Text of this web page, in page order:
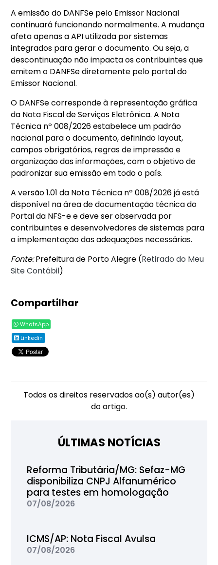
A emissão do DANFSe pelo Emissor Nacional
continuará funcionando normalmente. A mudança
afeta apenas a API utilizada por sistemas
integrados para gerar o documento. Ou seja, a
descontinuação não impacta os contribuintes que
emitem o DANFSe diretamente pelo portal do
Emissor Nacional.
O DANFSe corresponde à representação gráfica
da Nota Fiscal de Serviços Eletrônica. A Nota
Técnica nº 008/2026 estabelece um padrão
nacional para o documento, definindo layout,
campos obrigatórios, regras de impressão e
organização das informações, com o objetivo de
padronizar sua emissão em todo o país.
A versão 1.01 da Nota Técnica nº 008/2026 já está
disponível na área de documentação técnica do
Portal da NFS-e e deve ser observada por
contribuintes e desenvolvedores de sistemas para
a implementação das adequações necessárias.
Fonte:Prefeitura de Porto Alegre (Retirado do Meu
Site Contábil)
Compartilhar
WhatsApp
Linkedin
Todos os direitos reservados ao(s) autor(es)
do artigo.
ÚLTIMAS NOTÍCIAS
Reforma Tributária/MG: Sefaz-MG
disponibiliza CNPJ Alfanumérico
para testes em homologação
07/08/2026
ICMS/AP: Nota Fiscal Avulsa
07/08/2026